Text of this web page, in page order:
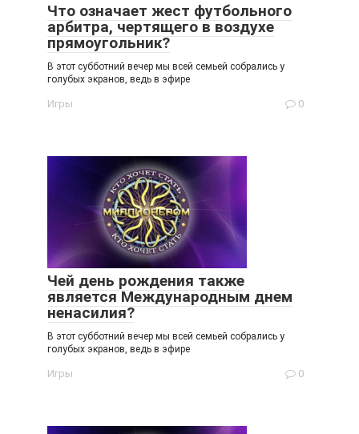
Что означает жест футбольного
арбитра, чертящего в воздухе
прямоугольник?
В этот субботний вечер мы всей семьей собрались у
голубых экранов, ведь в эфире
Игры 0
Чей день рождения также
является Международным днем
ненасилия?
В этот субботний вечер мы всей семьей собрались у
голубых экранов, ведь в эфире
Игры 0